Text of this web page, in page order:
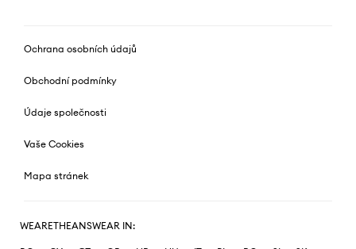
Ochrana osobních údajů
Obchodní podmínky
Údaje společnosti
Vaše Cookies
Mapa stránek
WEARETHEANSWEAR IN: